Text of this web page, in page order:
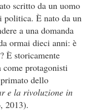
scritto da un uomo
politica. È nato da un
a una domanda
ormai dieci anni: è
È storicamente
protagonisti
dello
e la rivoluzione in
2013).